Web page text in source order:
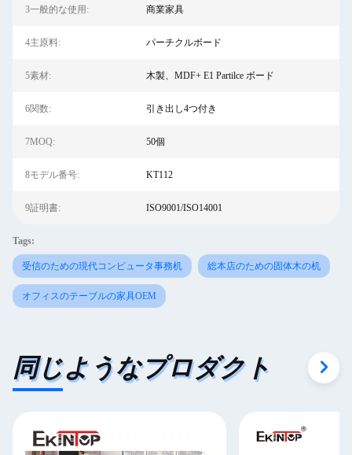
3一般的な使用: 商業家具
4主原料: パーチクルボード
5素材: 木製、MDF+ E1 Partilce ボード
6関数: 引き出し4つ付き
7MOQ: 50個
8モデル番号: KT112
9証明書: ISO9001/ISO14001
Tags:
受信のための現代コンピュータ事務机 総本店のための固体木の机
オフィスのテーブルの家具OEM
同じようなプロダクト